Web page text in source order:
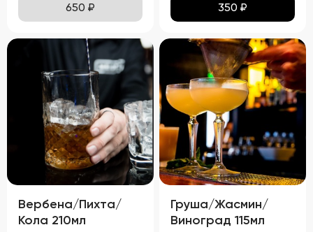
650 ₽ 350 ₽
Вербена/Пихта/
Кола 210мл
Груша/Жасмин/
Виноград 115мл